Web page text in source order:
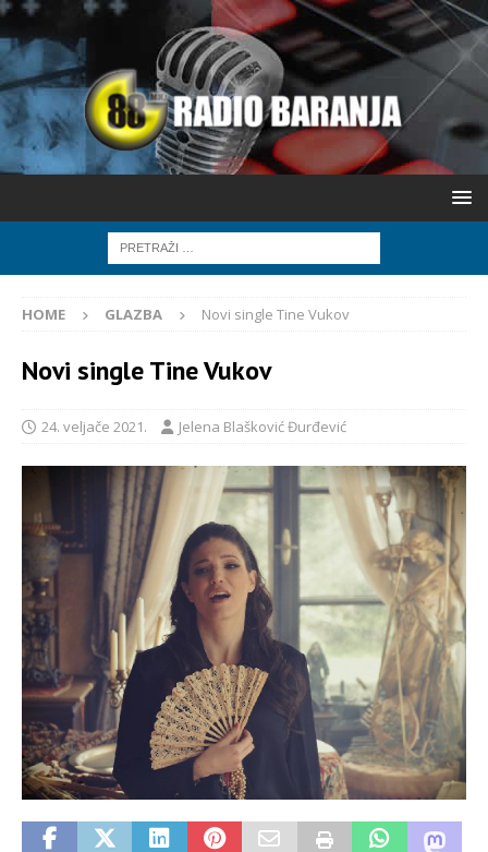
HOME GLAZBA Novi single Tine Vukov
Novi single Tine Vukov
24. veljače 2021. Jelena Blašković Đurđević